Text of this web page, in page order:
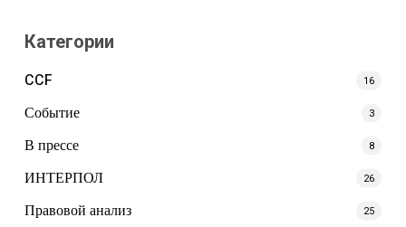
Категории
CCF
16
Событие 3
В прессе 8
ИНТЕРПОЛ 26
Правовой анализ 25